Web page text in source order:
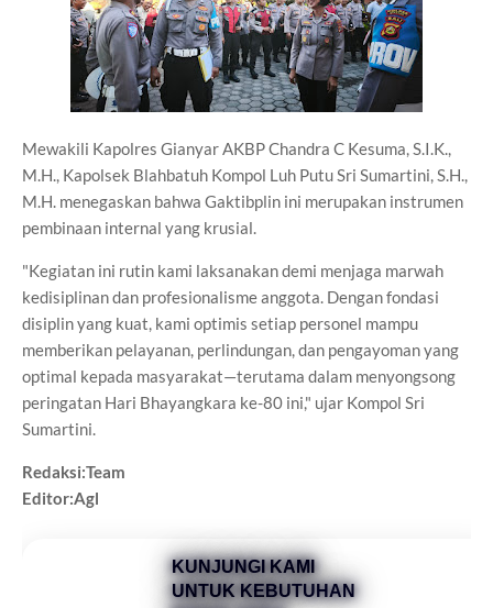
Mewakili Kapolres Gianyar AKBP Chandra C Kesuma, S.I.K.,
M.H., Kapolsek Blahbatuh Kompol Luh Putu Sri Sumartini, S.H.,
M.H. menegaskan bahwa Gaktibplin ini merupakan instrumen
pembinaan internal yang krusial.
"Kegiatan ini rutin kami laksanakan demi menjaga marwah
kedisiplinan dan profesionalisme anggota. Dengan fondasi
disiplin yang kuat, kami optimis setiap personel mampu
memberikan pelayanan, perlindungan, dan pengayoman yang
optimal kepada masyarakat—terutama dalam menyongsong
peringatan Hari Bhayangkara ke-80 ini," ujar Kompol Sri
Sumartini.
Redaksi:Team
Editor:Agl
KUNJUNGI KAMI
UNTUK KEBUTUHAN